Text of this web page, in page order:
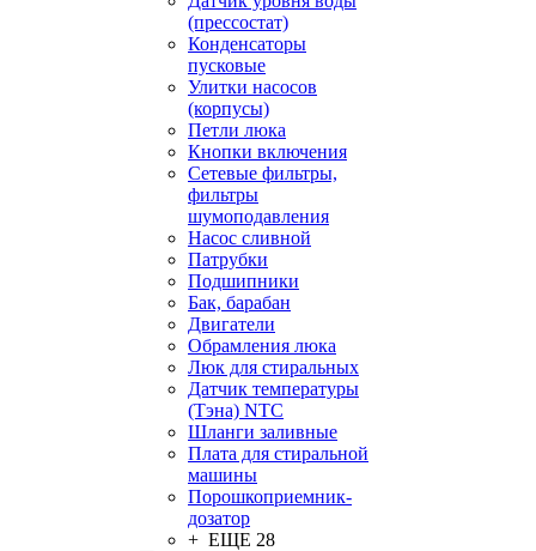
(прессостат)
Конденсаторы
пусковые
Улитки насосов
(корпусы)
Петли люка
Кнопки включения
Сетевые фильтры,
фильтры
шумоподавления
Насос сливной
Патрубки
Подшипники
Бак, барабан
Двигатели
Обрамления люка
Люк для стиральных
Датчик температуры
(Тэна) NTC
Шланги заливные
Плата для стиральной
машины
Порошкоприемник-
дозатор
+ ЕЩЕ 28